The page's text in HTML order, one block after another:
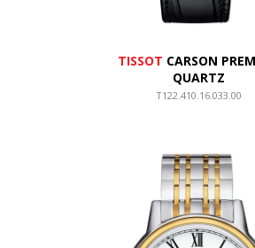
TISSOT CARSON
QUARTZ
T122.410.16.033.00